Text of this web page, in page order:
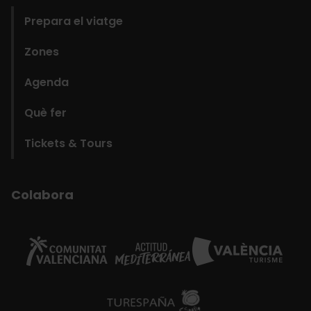
Prepara el viatge
Zones
Agenda
Què fer
Tickets & Tours
Colabora